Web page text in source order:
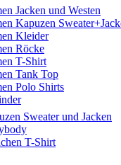
Jacken und Westen
Kapuzen
Kleider
Röcke
T-Shirt
Tank Top
Polo Shirts
Sweater und Jacken
T-Shirt